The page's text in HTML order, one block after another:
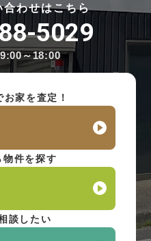
合わせはこちら
5029
9:00～18:00
家を査定！
物件を探す
談したい